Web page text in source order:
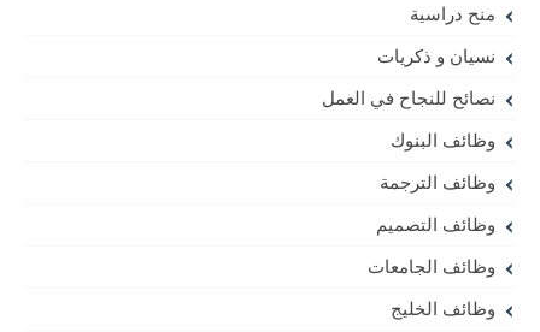
منح دراسية
نسيان و ذكريات
نصائح للنجاح في العمل
وظائف البنوك
وظائف الترجمة
وظائف التصميم
وظائف الجامعات
وظائف الخليج